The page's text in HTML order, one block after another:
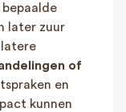
later zuur
latere
of
en
kunnen